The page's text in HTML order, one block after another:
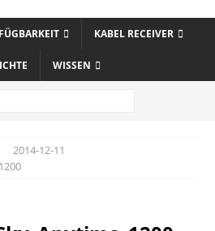
KABEL RECEIVER
WISSEN
2014-12-11